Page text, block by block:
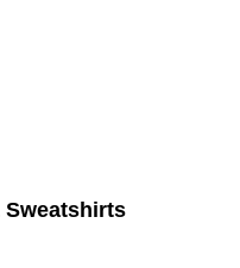
Sweatshirts